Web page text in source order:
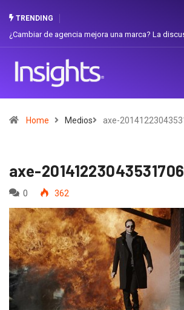
TRENDING
de agencia mejora una marca? La discusión que
Home Medios axe-
axe-20141223043531706
0 362